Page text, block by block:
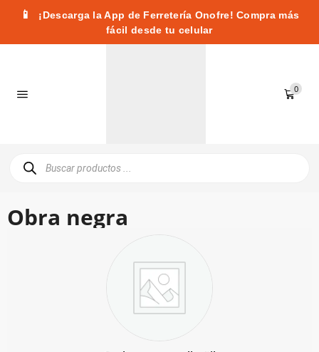
📱
¡Descarga la App de Ferretería Onofre! Compra más
fácil desde tu celular
0
Obra negra